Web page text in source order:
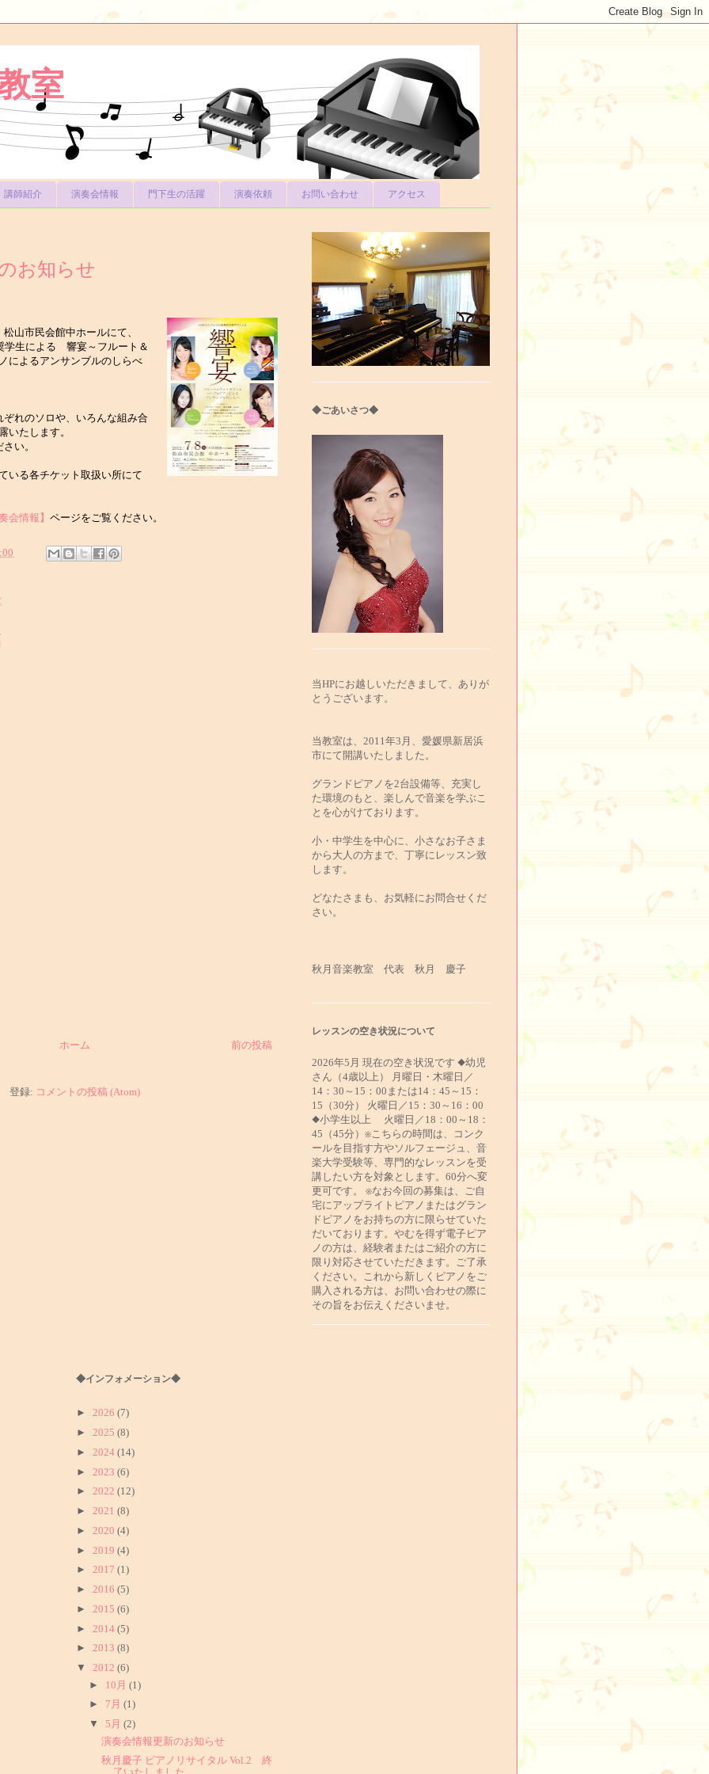
室
講師紹介 演奏会情報 門下生の活躍 演奏依頼 お問い合わせ アクセス
お知らせ
山市民会館中ホールにて、
学生による 響宴～フルート＆
によるアンサンブルのしらべ
れのソロや、いろんな組み合
いたします。
い。
いる各チケット取扱い所にて
会情報】 ページをご覧ください。
前の投稿
ホーム
登録: コメントの投稿 (Atom)
◆ごあいさつ◆
当HPにお越しいただきまして、ありが
とうございます。
当教室は、2011年3月、愛媛県新居浜
市にて開講いたしました。
グランドピアノを2台設備等、充実し
た環境のもと、楽しんで音楽を学ぶこ
とを心がけております。
小・中学生を中心に、小さなお子さま
から大人の方まで、丁寧にレッスン致
します。
どなたさまも、お気軽にお問合せくだ
さい。
秋月音楽教室 代表 秋月 慶子
レッスンの空き状況について
2026年5月 現在の空き状況です ◆幼児
さん（4歳以上） 月曜日・木曜日／
14：30～15：00または14：45～15：
15（30分） 火曜日／15：30～16：00
◆小学生以上 火曜日／18：00～18：
45（45分）※こちらの時間は、コンク
ールを目指す方やソルフェージュ、音
楽大学受験等、専門的なレッスンを受
講したい方を対象とします。60分へ変
更可です。 ※なお今回の募集は、ご自
宅にアップライトピアノまたはグラン
ドピアノをお持ちの方に限らせていた
だいております。やむを得ず電子ピア
ノの方は、経験者またはご紹介の方に
限り対応させていただきます。ご了承
ください。これから新しくピアノをご
購入される方は、お問い合わせの際に
その旨をお伝えくださいませ。
◆インフォメーション◆
► 2026 (7)
► 2025 (8)
► 2024 (14)
► 2023 (6)
► 2022 (12)
► 2021 (8)
► 2020 (4)
► 2019 (4)
► 2017 (1)
► 2016 (5)
► 2015 (6)
► 2014 (5)
► 2013 (8)
▼ 2012 (6)
► 10月 (1)
► 7月 (1)
▼ 5月 (2)
演奏会情報更新のお知らせ
秋月慶子 ピアノリサイタル Vol.2 終